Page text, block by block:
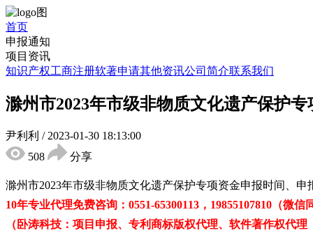
首页
申报通知
项目资讯
知识产权工商注册软著申请其他资讯公司简介联系我们
滁州市2023年市级非物质文化遗产保护
尹利利 / 2023-01-30 18:13:00
508
分享
滁州市2023年市级非物质文化遗产保护专项资金申报时间、
10年专业代理免费咨询：0551-65300113，19855107810（微信
（卧涛科技：项目申报、专利商标版权代理、软件著作权代